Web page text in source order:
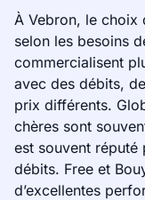
À Vebron, le choix
selon les besoins
commercialisent
avec des débits,
prix différents.
chères sont
est souvent réputé
débits. Free et
d’excellentes